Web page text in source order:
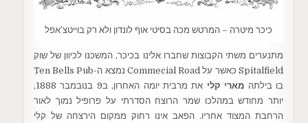
כיכר מיטרה – המרטש מכה בסיטי אוף לונדון ולא רק בוייטצ’אפל
מתנערים משתי הקבוצות שחברו אלינו בכיכר, המשכנו לכיוון של שוק
Spitalfield כאשר על Commecial Road נמצא ה-Ten Bells Pub
בו בילתה מארי קלי
את מרבית יומה האחרון, ב9 בנובמבר 1888,
יותר מחודש במהלכו שמר הרוצח הסדרתי על פרופיל נמוך לאור
הרחבת המצוד אחריו. הפאב אינו רחוק ממקום הירצחה של קלי